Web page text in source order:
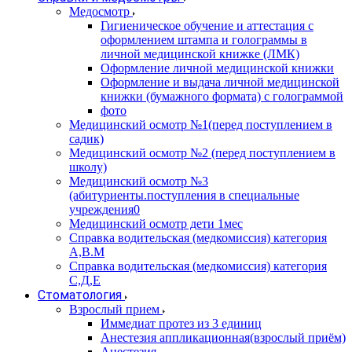
Медосмотр
Гигиеническое обучение и аттестация с
оформлением штампа и голограммы в
личной медицинской книжке (ЛМК)
Оформление личной медицинской книжки
Оформление и выдача личной медицинской
книжки (бумажного формата) с голограммой
фото
Медицинский осмотр №1(перед поступлением в
садик)
Медицинский осмотр №2 (перед поступлением в
школу)
Медицинский осмотр №3
(абитуриенты.поступления в специальные
учреждения0
Медицинский осмотр дети 1мес
Справка водительская (медкомиссия) категория
А,В.М
Справка водительская (медкомиссия) категория
С,Д,Е
Стоматология
Взрослый прием
Иммедиат протез из 3 единиц
Анестезия аппликационная(взрослый приём)